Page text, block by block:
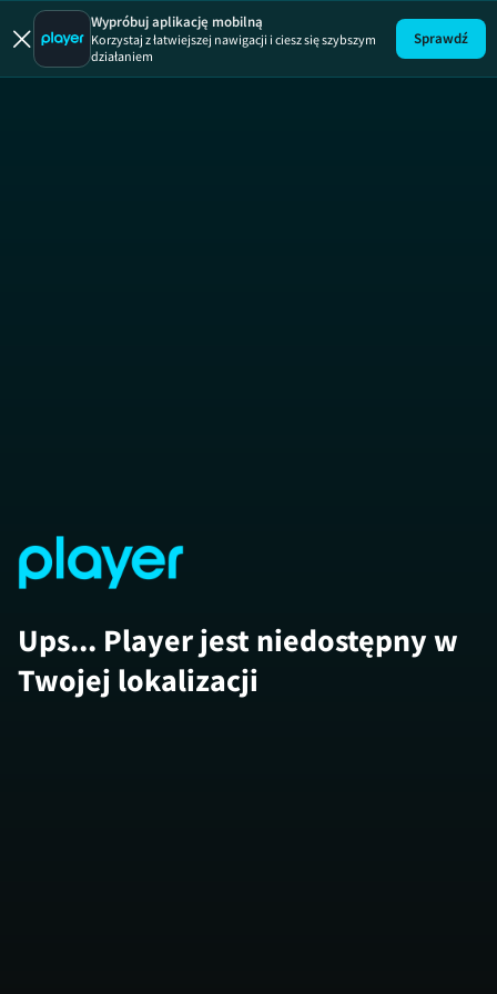
Operacja
Wypróbuj aplikację mobilną
Korzystaj z łatwiejszej nawigacji i ciesz się szybszym
działaniem
Sprawdź
Ups... Player jest niedostępny w
Twojej lokalizacji